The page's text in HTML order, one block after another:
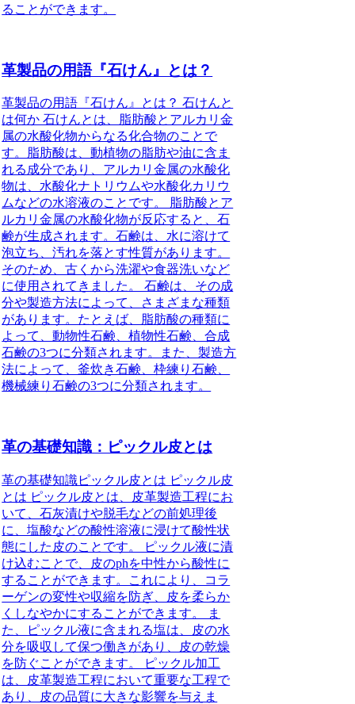
ることができます。
革製品の用語『石けん』とは？
革製品の用語『石けん』とは？ 石けんと
は何か 石けんとは、脂肪酸とアルカリ金
属の水酸化物からなる化合物のことで
す。脂肪酸は、動植物の脂肪や油に含ま
れる成分であり、アルカリ金属の水酸化
物は、水酸化ナトリウムや水酸化カリウ
ムなどの水溶液のことです。 脂肪酸とア
ルカリ金属の水酸化物が反応すると、石
鹸が生成されます。石鹸は、水に溶けて
泡立ち、汚れを落とす性質があります。
そのため、古くから洗濯や食器洗いなど
に使用されてきました。 石鹸は、その成
分や製造方法によって、さまざまな種類
があります。たとえば、脂肪酸の種類に
よって、動物性石鹸、植物性石鹸、合成
石鹸の3つに分類されます。また、製造方
法によって、釜炊き石鹸、枠練り石鹸、
機械練り石鹸の3つに分類されます。
革の基礎知識：ピックル皮とは
革の基礎知識ピックル皮とは ピックル皮
とは ピックル皮とは、皮革製造工程にお
いて、石灰漬けや脱毛などの前処理後
に、塩酸などの酸性溶液に浸けて酸性状
態にした皮のことです。 ピックル液に漬
け込むことで、皮のphを中性から酸性に
することができます。これにより、コラ
ーゲンの変性や収縮を防ぎ、皮を柔らか
くしなやかにすることができます。 ま
た、ピックル液に含まれる塩は、皮の水
分を吸収して保つ働きがあり、皮の乾燥
を防ぐことができます。 ピックル加工
は、皮革製造工程において重要な工程で
あり、皮の品質に大きな影響を与えま